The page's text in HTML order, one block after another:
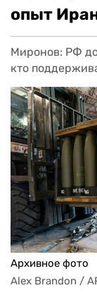
опыт
Миронов: РФ
кто
Архивное фото
Alex Brandon /